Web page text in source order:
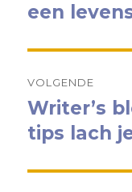
bericht:
een
VOLGENDE
Volgend
bericht:
Writer’s
tips lach